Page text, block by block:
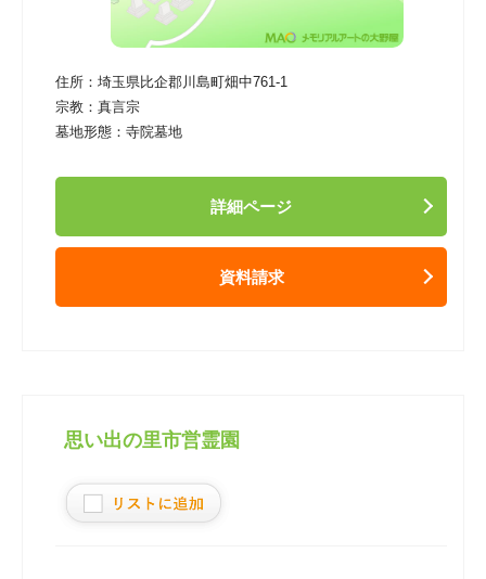
住所： 埼玉県比企郡川島町畑中761-1
宗教： 真言宗
墓地形態： 寺院墓地
詳細ページ
資料請求
思い出の里市営霊園